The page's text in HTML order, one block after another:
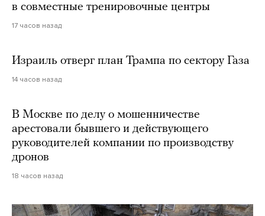
в совместные тренировочные центры
17 часов назад
Израиль отверг план Трампа по сектору Газа
14 часов назад
В Москве по делу о мошенничестве
арестовали бывшего и действующего
руководителей компании по производству
дронов
18 часов назад